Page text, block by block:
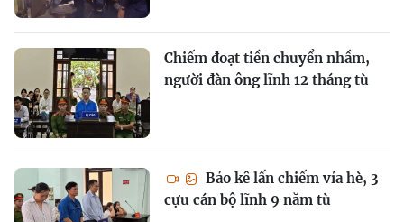
Chiếm đoạt tiền chuyển nhầm,
người đàn ông lĩnh 12 tháng tù
Bảo kê lấn chiếm vỉa hè, 3
cựu cán bộ lĩnh 9 năm tù